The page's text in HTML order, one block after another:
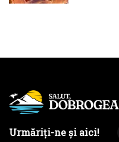
Urmăriți-ne și aici!